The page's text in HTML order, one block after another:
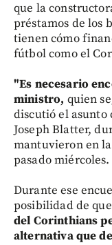
que la
préstamos de los
tienen cómo
fútbol como el
"Es necesario
ministro, quien
discutió el asunto
Joseph Blatter,
mantuvieron en
pasado miércoles.
Durante ese
posibilidad de
del Corinthians
alternativa que